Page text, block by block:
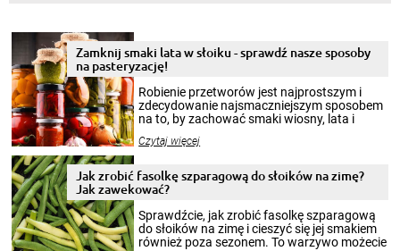
Zamknij smaki lata w słoiku - sprawdź nasze sposoby
na pasteryzację!
Robienie przetworów jest najprostszym i
zdecydowanie najsmaczniejszym sposobem
na to, by zachować smaki wiosny, lata i
krajobrazów, by cieszyć nimi oko w sezonie
pełni poczuć atmosferę cieplejszych
miesięcy. Przygotowanie słoików ze
patenty, które pozwolą zachować świeżość
przetworów.
Czytaj więcej
Jak zrobić fasolkę szparagową do słoików na zimę?
Jak zawekować?
Sprawdźcie, jak zrobić fasolkę szparagową
do słoików na zimę i cieszyć się jej smakiem
również poza sezonem. To warzywo możecie